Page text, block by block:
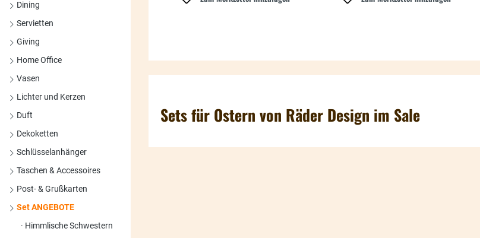
Dining
Servietten
Giving
Home Office
Vasen
Lichter und Kerzen
Duft
Dekoketten
Schlüsselanhänger
Taschen & Accessoires
Post- & Grußkarten
Set ANGEBOTE
Himmlische Schwestern
Sets für Ostern von Räder Design im Sale